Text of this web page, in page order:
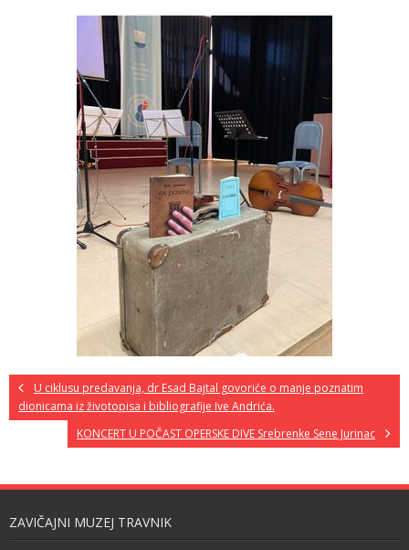
U ciklusu predavanja, dr Esad Bajtal govoriće o manje poznatim
dionicama iz životopisa i bibliografije Ive Andrića.
KONCERT U POČAST OPERSKE DIVE Srebrenke Sene Jurinac
ZAVIČAJNI MUZEJ TRAVNIK